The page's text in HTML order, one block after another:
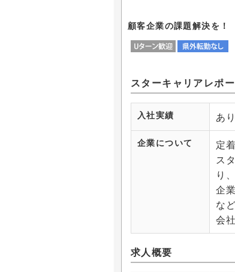
顧客企業の課題解決を！
Uターン歓迎
スターキャリアレポ
入社実績 あり
企業について
定
ス
り
企
な
会
求人概要